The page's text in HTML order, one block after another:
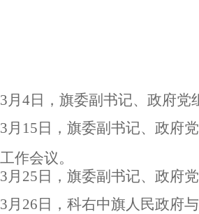
3月4日，旗委副书记、政府党
3月15日，旗委副书记、政府
工作会议。
3月25日，旗委副书记、政府
3月26日，科右中旗人民政府